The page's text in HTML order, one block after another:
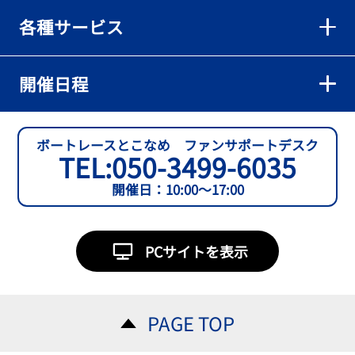
各種サービス
開催日程
ボートレースとこなめ ファンサポートデスク
TEL:050-3499-6035
開催日：10:00～17:00
PCサイトを表示
PAGE TOP